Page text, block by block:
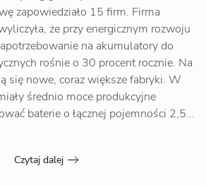
zapowiedziało 15 firm. Firma
że przy energicznym rozwoju
na akumulatory do
rośnie o 30 procent rocznie. Na
się nowe, coraz większe fabryki. W
średnio moce produkcyjne
baterie o łącznej pojemności 2,5...
Czytaj dalej